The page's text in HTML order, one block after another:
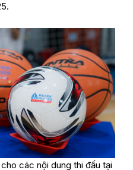
các nội dung thi đấu tại